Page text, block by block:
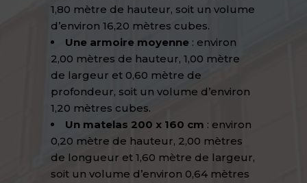
1,80 mètre de hauteur, soit un volume
d’environ 16,20 mètres cubes.
Une armoire moyenne : environ
2,00 mètres de hauteur, 1,00 mètre
de largeur et 0,60 mètre de
profondeur, soit un volume d’environ
1,20 mètres cubes.
Un matelas 200 x 160 cm : environ
0,20 mètre de hauteur, 2,00 mètres
de longueur et 1,60 mètre de largeur,
soit un volume d’environ 0,64 mètres